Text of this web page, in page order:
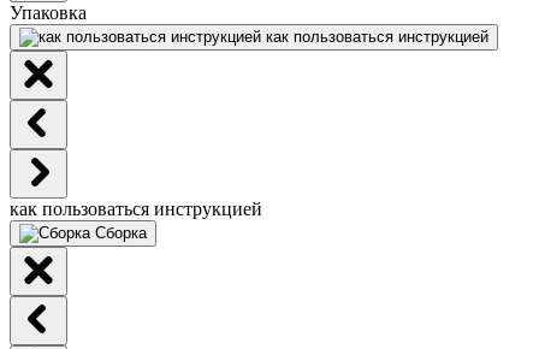
Упаковка
как пользоваться инструкцией
как пользоваться инструкцией
Сборка